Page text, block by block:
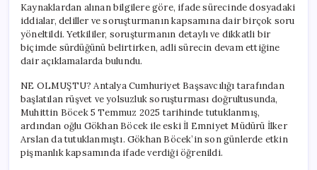
Kaynaklardan alınan bilgilere göre, ifade sürecinde dosyadaki
iddialar, deliller ve soruşturmanın kapsamına dair birçok soru
yöneltildi. Yetkililer, soruşturmanın detaylı ve dikkatli bir
biçimde sürdüğünü belirtirken, adli sürecin devam ettiğine
dair açıklamalarda bulundu.
NE OLMUŞTU? Antalya Cumhuriyet Başsavcılığı tarafından
başlatılan rüşvet ve yolsuzluk soruşturması doğrultusunda,
Muhittin Böcek 5 Temmuz 2025 tarihinde tutuklanmış,
ardından oğlu Gökhan Böcek ile eski İl Emniyet Müdürü İlker
Arslan da tutuklanmıştı. Gökhan Böcek’in son günlerde etkin
pişmanlık kapsamında ifade verdiği öğrenildi.